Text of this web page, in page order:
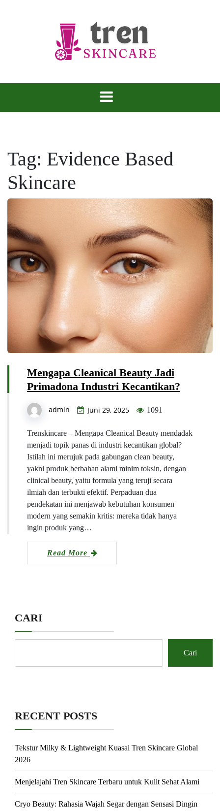
Tren Skincare
Tag: Evidence Based
Skincare
Mengapa Cleanical Beauty Jadi
Primadona Industri Kecantikan?
admin Juni 29, 2025 1091
Trenskincare – Mengapa Cleanical Beauty mendadak
menjadi topik panas di industri kecantikan global?
Istilah ini merujuk pada gabungan clean beauty,
yakni produk berbahan alami minim toksin, dengan
clinical beauty, yaitu formula yang teruji secara
ilmiah dan terbukti efektif. Perpaduan dua
pendekatan ini menjawab kebutuhan konsumen
modern yang semakin kritis: mereka tidak hanya
ingin produk yang…
Read More
CARI
Cari
RECENT POSTS
Tekstur Milky & Lightweight Kuasai Tren Skincare Global
2026
Menjelajahi Tren Skincare Terbaru untuk Kulit Sehat Alami
Cryo Beauty: Rahasia Wajah Segar dengan Sensasi Dingin